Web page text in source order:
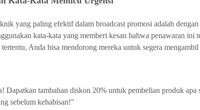
yang paling efektif dalam broadcast promosi adalah
kata-kata yang memberi kesan bahwa penawaran ini
Anda bisa mendorong mereka untuk segera
Dapatkan tambahan diskon 20% untuk pembelian produk apa
sebelum kehabisan!"